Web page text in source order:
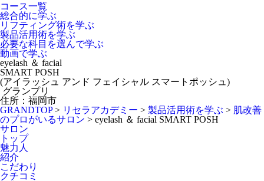
コース一覧
総合的に学ぶ
リフティング術を学ぶ
製品活用術を学ぶ
必要な科目を選んで学ぶ
動画で学ぶ
eyelash ＆ facial
SMART POSH
(アイラッシュ アンド フェイシャル スマートポッシュ)
グランプリ
住所：福岡市
GRANDTOP> リセラアカデミー > 製品活用術を学ぶ > 肌改善
のプロがいるサロン > eyelash ＆ facial SMART POSH
サロン
トップ
魅力人
紹介
こだわり
クチコミ